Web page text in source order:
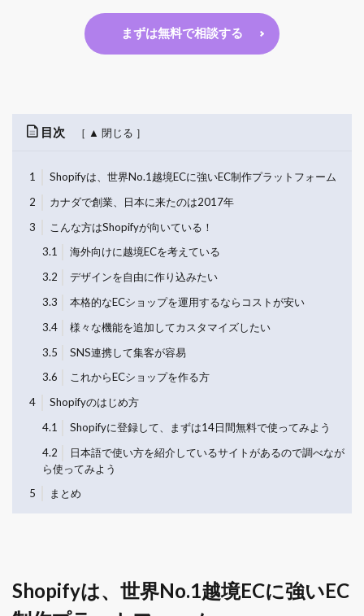
まずは無料で相談する
目次
1
Shopifyは、世界No.1越境ECに強いEC制作プラットフォーム
2
カナダで創業、日本に来たのは2017年
3
こんな方はShopifyが向いている！
3.1
海外向けに越境ECを考えている
3.2
デザインを自由に作り込みたい
3.3
本格的なECショップを運用するならコストが安い
3.4
様々な機能を追加してカスタマイズしたい
3.5
SNS連携して集客が容易
3.6
これからECショップを作る方
4
Shopifyのはじめ方
4.1
Shopifyに登録して、まずは14日間無料で使ってみよう
4.2
日本語で使い方を紹介しているサイトがあるので調べなが
ら使ってみよう
5
まとめ
Shopifyは、世界No.1越境ECに強いEC